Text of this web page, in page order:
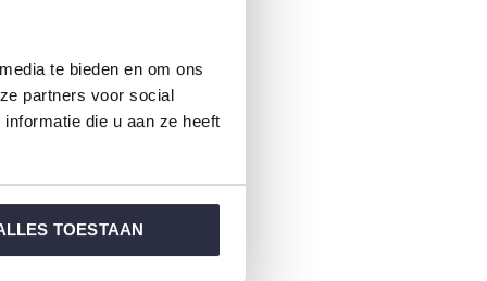
te bieden en om ons
partners voor social
die u aan ze heeft
TOESTAAN